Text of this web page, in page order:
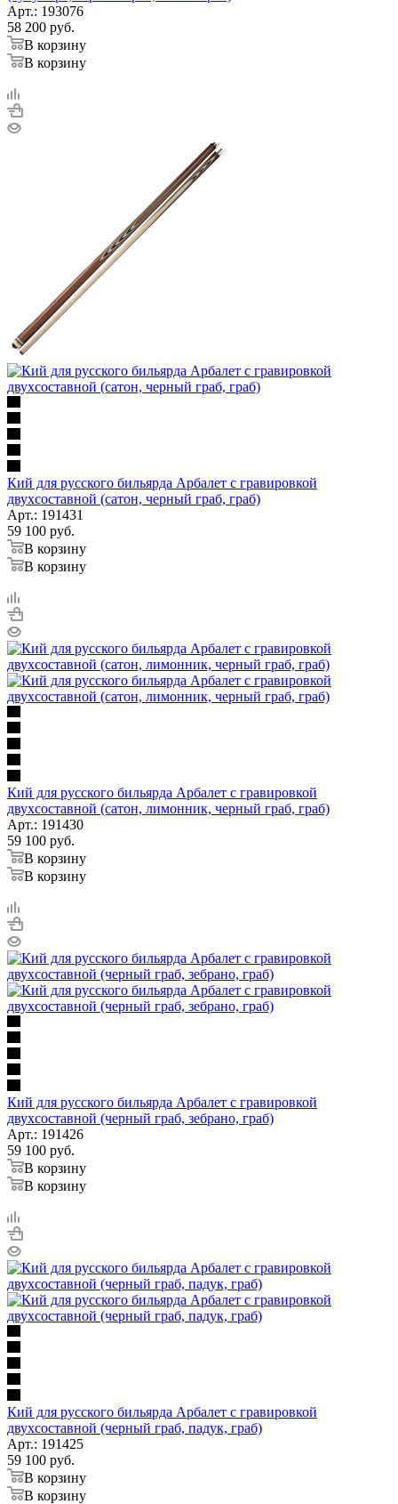
Арт.: 193076
58 200 руб.
В корзину
В корзину
Кий для русского бильярда Арбалет с гравировкой
двухсоставной (сатон, черный граб, граб)
Арт.: 191431
59 100 руб.
В корзину
В корзину
Кий для русского бильярда Арбалет с гравировкой
двухсоставной (сатон, лимонник, черный граб, граб)
Арт.: 191430
59 100 руб.
В корзину
В корзину
Кий для русского бильярда Арбалет с гравировкой
двухсоставной (черный граб, зебрано, граб)
Арт.: 191426
59 100 руб.
В корзину
В корзину
Кий для русского бильярда Арбалет с гравировкой
двухсоставной (черный граб, падук, граб)
Арт.: 191425
59 100 руб.
В корзину
В корзину